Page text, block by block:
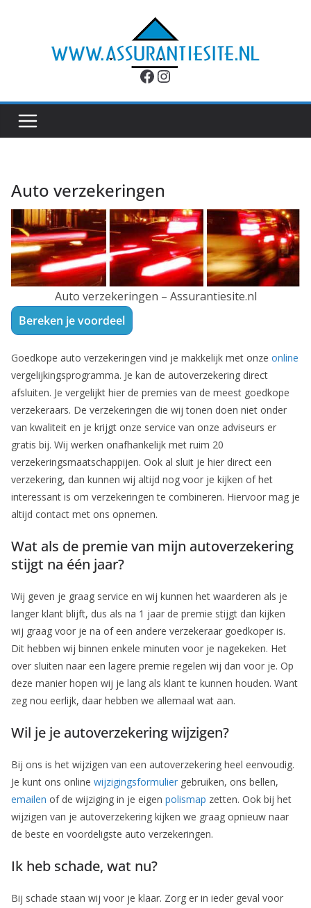
Facebook
Instagram
Auto verzekeringen
Auto verzekeringen – Assurantiesite.nl
Bereken je voordeel
Goedkope auto verzekeringen vind je makkelijk met onze online
vergelijkingsprogramma. Je kan de autoverzekering direct
afsluiten. Je vergelijkt hier de premies van de meest goedkope
verzekeraars. De verzekeringen die wij tonen doen niet onder
van kwaliteit en je krijgt onze service van onze adviseurs er
gratis bij. Wij werken onafhankelijk met ruim 20
verzekeringsmaatschappijen. Ook al sluit je hier direct een
verzekering, dan kunnen wij altijd nog voor je kijken of het
interessant is om verzekeringen te combineren. Hiervoor mag je
altijd contact met ons opnemen.
Wat als de premie van mijn autoverzekering
stijgt na één jaar?
Wij geven je graag service en wij kunnen het waarderen als je
langer klant blijft, dus als na 1 jaar de premie stijgt dan kijken
wij graag voor je na of een andere verzekeraar goedkoper is.
Dit hebben wij binnen enkele minuten voor je nagekeken. Het
over sluiten naar een lagere premie regelen wij dan voor je. Op
deze manier hopen wij je lang als klant te kunnen houden. Want
zeg nou eerlijk, daar hebben we allemaal wat aan.
Wil je je autoverzekering wijzigen?
Bij ons is het wijzigen van een autoverzekering heel eenvoudig.
Je kunt ons online wijzigingsformulier gebruiken, ons bellen,
emailen of de wijziging in je eigen polismap zetten. Ook bij het
wijzigen van je autoverzekering kijken we graag opnieuw naar
de beste en voordeligste auto verzekeringen.
Ik heb schade, wat nu?
Bij schade staan wij voor je klaar. Zorg er in ieder geval voor